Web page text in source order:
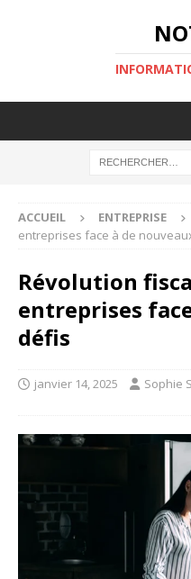
ACCUEIL ENTREPRISE
entreprises face à de
Révolution
entreprises
défis
janvier 14, 2025 Sophie